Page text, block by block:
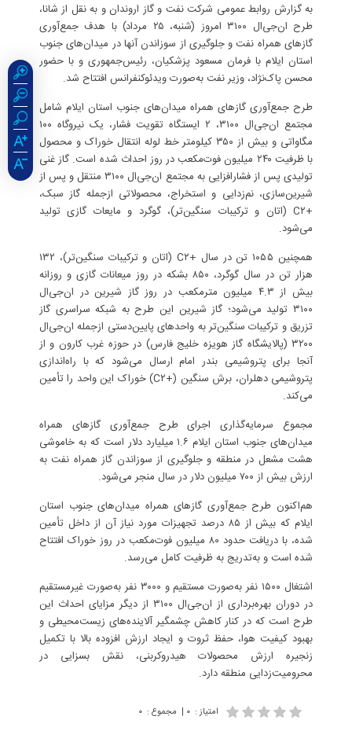
به گزارش روابط عمومی شرکت نفت و گاز اروندان و به نقل از شانا،
طرح ان‌جی‌ال ۳۱۰۰ امروز (شنبه، ۲۵ مرداد) با هدف جمع‌آوری
گازهای همراه نفت و جلوگیری از سوزاندن آنها در میدان‌های جنوب
استان ایلام با فرمان مسعود پزشکیان، رئیس‌جمهوری و با حضور
محسن پاک‌نژاد، وزیر نفت به‌صورت ویدئوکنفرانس افتتاح شد.
طرح جمع‌آوری گازهای همراه میدان‌های جنوب استان ایلام شامل
مجتمع ان‌جی‌ال ۳۱۰۰، ۲ ایستگاه تقویت فشار، یک نیروگاه ۱۰۰
مگاواتی و بیش از ۳۵۰ کیلومتر خط لوله انتقال خوراک و محصول
با ظرفیت ۲۴۰ میلیون فوت‌مکعب در روز احداث شده است. گاز غنی
تولیدی پس از فشارافزایی به مجتمع ان‌جی‌ال ۳۱۰۰ منتقل و پس از
شیرین‌سازی، نم‌زدایی و استخراج، محصولاتی ازجمله گاز سبک،
+C۲ (اتان و ترکیبات سنگین‌تر)، گوگرد و مایعات گازی تولید
می‌شود.
همچنین ۱۰۵۵ تن در سال +C۲ (اتان و ترکیبات سنگین‌تر)، ۱۳۲
هزار تن در سال گوگرد، ۸۵۰ بشکه در روز میعانات گازی و روزانه
بیش از ۴.۳ میلیون مترمکعب در روز گاز شیرین در ان‌جی‌ال
۳۱۰۰ تولید می‌شود؛ گاز شیرین این طرح به شبکه سراسری گاز
تزریق و ترکیبات سنگین‌تر به واحدهای پایین‌دستی ازجمله ان‌جی‌ال
۳۲۰۰ (پالایشگاه گاز هویزه خلیج فارس) در حوزه غرب کارون و از
آنجا برای پتروشیمی بندر امام ارسال می‌شود که با راه‌اندازی
پتروشیمی دهلران، برش سنگین (+C۲) خوراک این واحد را تأمین
می‌کند.
مجموع سرمایه‌گذاری اجرای طرح جمع‌آوری گازهای همراه
میدان‌های جنوب استان ایلام ۱.۶ میلیارد دلار است که به خاموشی
هشت مشعل در منطقه و جلوگیری از سوزاندن گاز همراه نفت به
ارزش بیش از ۷۰۰ میلیون دلار در سال منجر می‌شود.
هم‌اکنون طرح جمع‌آوری گازهای همراه میدان‌های جنوب استان
ایلام که بیش از ۸۵ درصد تجهیزات مورد نیاز آن از داخل تأمین
شده، با دریافت حدود ۸۰ میلیون فوت‌مکعب در روز خوراک افتتاح
شده است و به‌تدریج به ظرفیت کامل می‌رسد.
اشتغال ۱۵۰۰ نفر به‌صورت مستقیم و ۳۰۰۰ نفر به‌صورت غیرمستقیم
در دوران بهره‌برداری از ان‌جی‌ال ۳۱۰۰ از دیگر مزایای احداث این
طرح است که در کنار کاهش چشمگیر آلاینده‌های زیست‌محیطی و
بهبود کیفیت هوا، حفظ ثروت و ایجاد ارزش افزوده بالا با تکمیل
زنجیره ارزش محصولات هیدروکربنی، نقش بسزایی در
محرومیت‌زدایی منطقه دارد.
امتیاز: ۰ | مجموع : ۰